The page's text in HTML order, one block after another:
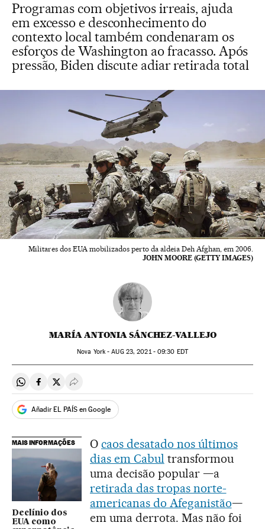
Programas com objetivos irreais, ajuda
em excesso e desconhecimento do
contexto local também condenaram os
esforços de Washington ao fracasso. Após
pressão, Biden discute adiar retirada total
Militares dos EUA mobilizados perto da aldeia Deh Afghan, em 2006.
JOHN MOORE (GETTY IMAGES)
MARÍA ANTONIA SÁNCHEZ-VALLEJO
Nova York -AUG23, 2021 - 09:30 EDT
Compartir en Whatsapp
Compartir en Facebook
Compartir en Twitter
Desplegar Redes Sociales
Añadir EL PAÍS en Google
MAIS INFORMAÇÕES
Declínio dos
EUA como
O caos desatado nos últimos
dias em Cabul transformou
uma decisão popular —a
retirada das tropas norte-
americanas do Afeganistão—
em uma derrota. Mas não foi